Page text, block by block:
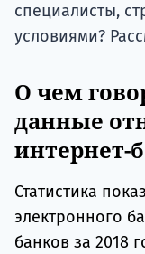
специалисты,
условиями?
О чем
данные
интернет-
Статистика
электронного
банков за 2018